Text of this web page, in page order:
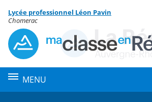
Menu de la rubrique
Contenu
Lycée professionnel Léon Pavin
Chomerac
MENU